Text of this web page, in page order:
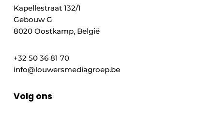
Kapellestraat 132/1
Gebouw G
8020 Oostkamp, België
+32 50 36 81 70
info@louwersmediagroep.be
Volg ons